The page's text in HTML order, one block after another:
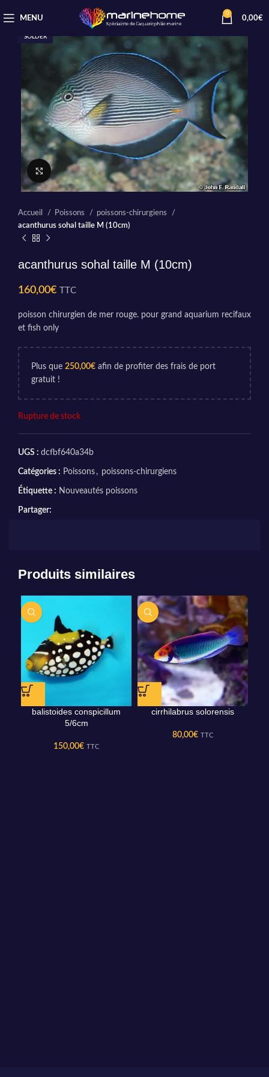
MENU
0
0,00€
SOLDER
Cliquez pour agrandir
Accueil Poissons
poissons-chirurgiens
acanthurus sohal taille M (10cm)
acanthurus sohal taille M (10cm)
160,00€ TTC
poisson chirurgien de mer rouge. pour grand aquarium recifaux
et fish only
Plus que 250,00€ afin de profiter des frais de port
gratuit !
Rupture de stock
UGS : dcfbf640a34b
Catégories : Poissons , poissons-chirurgiens
Étiquette : Nouveautés poissons
Partager:
Produits similaires
balistoides conspicillum
5/6cm
150,00€ TTC
cirrhilabrus solorensis
80,00€ TTC